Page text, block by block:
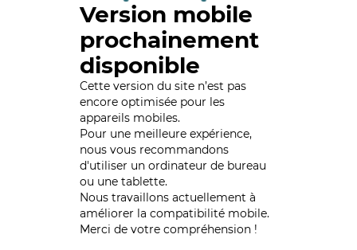
Version mobile
prochainement
disponible
Cette version du site n’est pas
encore optimisée pour les
appareils mobiles.
Pour une meilleure expérience,
nous vous recommandons
d'utiliser un ordinateur de bureau
ou une tablette.
Nous travaillons actuellement à
améliorer la compatibilité mobile.
Merci de votre compréhension !